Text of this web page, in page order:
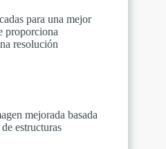
para una mejor
proporciona
resolución
mejorada basada
estructuras